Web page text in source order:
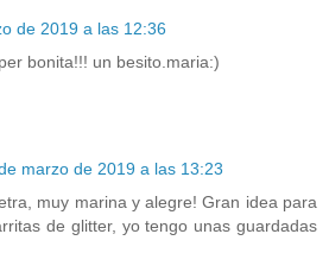
de 2019 a las 12:36
bonita!!! un besito.maria:)
marzo de 2019 a las 13:23
muy marina y alegre! Gran idea para
de glitter, yo tengo unas guardadas